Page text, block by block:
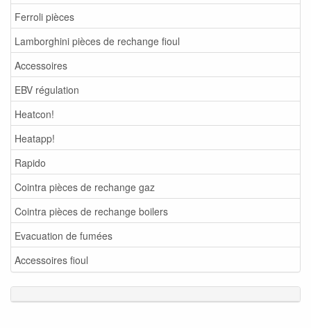
Ferroli pièces
Lamborghini pièces de rechange fioul
Accessoires
EBV régulation
Heatcon!
Heatapp!
Rapido
Cointra pièces de rechange gaz
Cointra pièces de rechange boilers
Evacuation de fumées
Accessoires fioul